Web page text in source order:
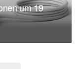
um 19